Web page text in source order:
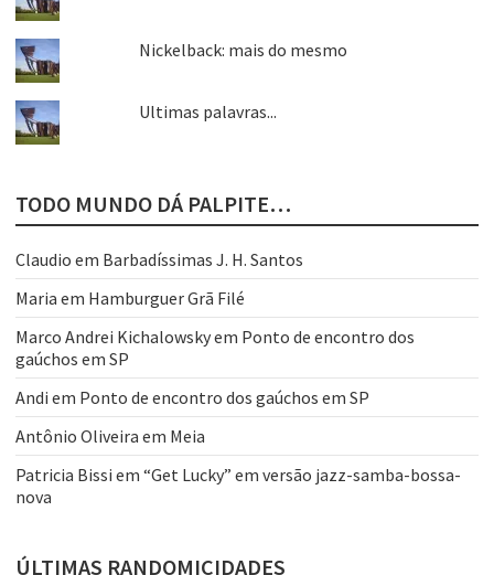
Nickelback: mais do mesmo
Ultimas palavras...
TODO MUNDO DÁ PALPITE…
Claudio em Barbadíssimas J. H. Santos
Maria em Hamburguer Grã Filé
Marco Andrei Kichalowskyem Ponto de encontro dos
gaúchos em SP
Andi em Ponto de encontro dos gaúchos em SP
Antônio Oliveira em Meia
Patricia Bissi em “Get Lucky” em versão jazz-samba-bossa-
nova
ÚLTIMAS RANDOMICIDADES